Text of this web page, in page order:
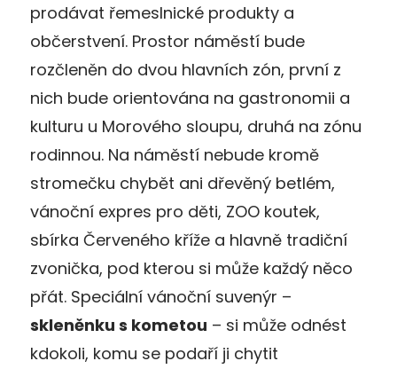
prodávat řemeslnické produkty a
občerstvení. Prostor náměstí bude
rozčleněn do dvou hlavních zón, první z
nich bude orientována na gastronomii a
kulturu u Morového sloupu, druhá na zónu
rodinnou. Na náměstí nebude kromě
stromečku chybět ani dřevěný betlém,
vánoční expres pro děti, ZOO koutek,
sbírka Červeného kříže a hlavně tradiční
zvonička, pod kterou si může každý něco
přát. Speciální vánoční suvenýr –
skleněnku s kometou – si může odnést
kdokoli, komu se podaří ji chytit